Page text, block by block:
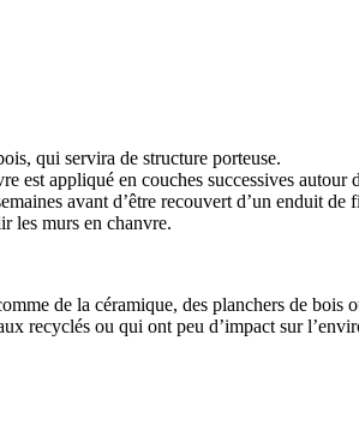
qui servira de structure porteuse.
est appliqué en couches successives
avant d’être recouvert d’un enduit de
les murs en chanvre.
de la céramique, des planchers de
recyclés ou qui ont peu d’impact sur